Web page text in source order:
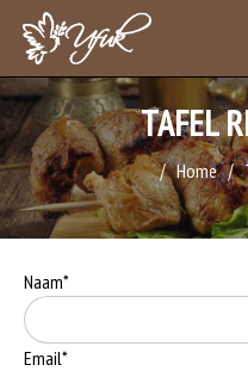
TAFEL
Home
Naam*
Email*